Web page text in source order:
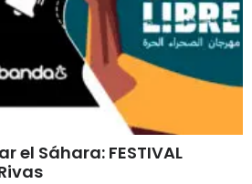
el Sáhara: FESTIVAL